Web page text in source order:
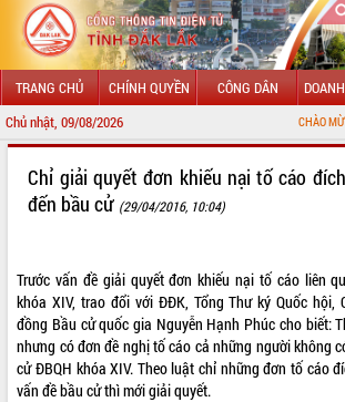
TRANG CHỦ CHÍNH QUYỀN CÔNG DÂN
Chủ nhật, 09/08/2026 CHÀO MỪNG ĐẾN
Chỉ giải quyết đơn khiếu nại tố cáo
đến bầu cử (29/04/2016, 10:04)
Trước vấn đề giải quyết đơn khiếu nại tố cáo liên
khóa XIV, trao đổi với ĐĐK, Tổng Thư ký Quốc hội,
đồng Bầu cử quốc gia Nguyễn Hạnh Phúc cho biết:
nhưng có đơn đề nghị tố cáo cả những người không
cử ĐBQH khóa XIV. Theo luật chỉ những đơn tố cáo
vấn đề bầu cử thì mới giải quyết.